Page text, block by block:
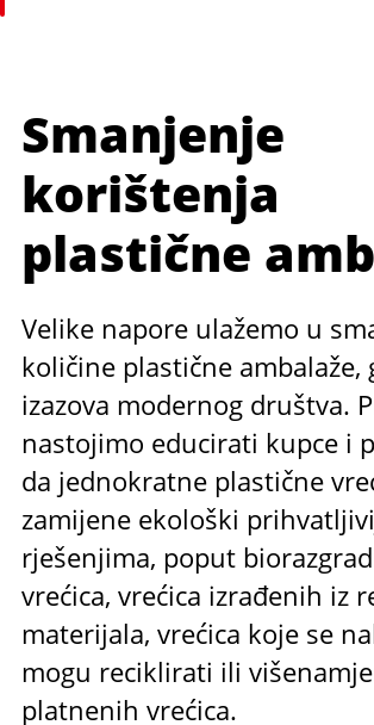
Smanjenje
korištenja
plastične
Velike napore ulažemo u
količine plastične ambalaže,
izazova modernog društva.
nastojimo educirati kupce i
da jednokratne plastične
zamijene ekološki
rješenjima, poput
vrećica, vrećica izrađenih iz
materijala, vrećica koje se
mogu reciklirati ili
platnenih vrećica.